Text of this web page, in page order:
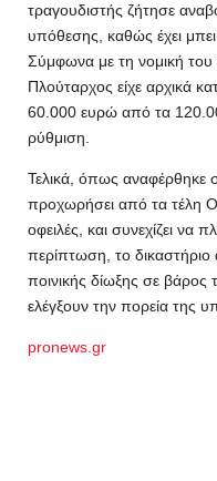
τραγουδιστής ζήτησε
υπόθεσης, καθώς έχει
Σύμφωνα με τη νομική του
Πλούταρχος είχε αρχικά
60.000 ευρώ από τα
ρύθμιση.
Τελικά, όπως αναφέρθηκε
προχωρήσει από τα τέλη
οφειλές, και συνεχίζει να
περίπτωση, το
ποινικής δίωξης σε βάρος
ελέγξουν την πορεία της
pronews.gr